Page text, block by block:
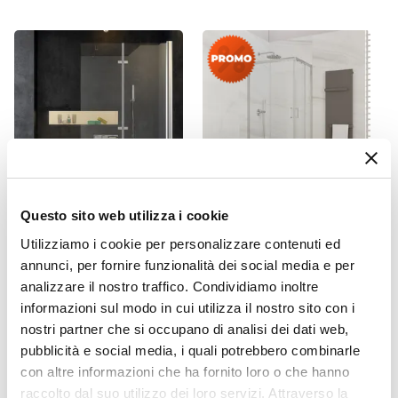
Questo sito web utilizza i cookie
Utilizziamo i cookie per personalizzare contenuti ed
annunci, per fornire funzionalità dei social media e per
analizzare il nostro traffico. Condividiamo inoltre
informazioni sul modo in cui utilizza il nostro sito con i
nostri partner che si occupano di analisi dei dati web,
pubblicità e social media, i quali potrebbero combinarle
con altre informazioni che ha fornito loro o che hanno
raccolto dal suo utilizzo dei loro servizi. Attraverso la
Colore
A muro|Esterna
Deviatore
Ottone
Manopola singola
Miscelatore
Incluso
Doccino
Incluso
Attacchi
CODICE:ZENIT-12
Sopravasca 120 cm
pieghevole a libro vetro
temperato 6mm
€ 114,00
CODICE:
Box doccia 70x90 cm
doppio scorrevole vetro
temperato 6mm
€ 137,99 20,30%